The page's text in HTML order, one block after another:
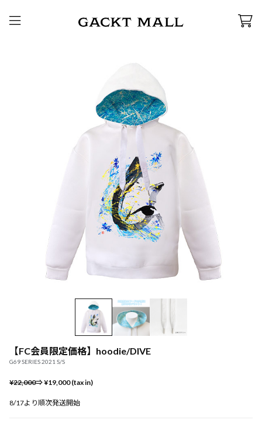
【FC会員限定価格】hoodie/DIVE
G69 SERIES 2021 S/S
¥22,000⇒ ¥19,000 (tax in)
8/17より順次発送開始